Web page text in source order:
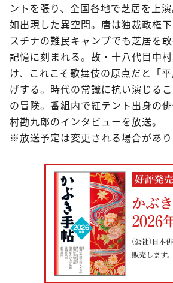
ントを張り、全国各地で芝居を上
如出現した異空間。唐は独裁政権
スチナの難民キャンプでも芝居を
記憶に刻まれる。故・十八代目中
け、これこそ歌舞伎の原点だと「
げする。時代の常識に抗い演じる
の冒険。番組内で紅テント出身の
村勘九郎のインタビューを放送。
※放送予定は変更される場合があ